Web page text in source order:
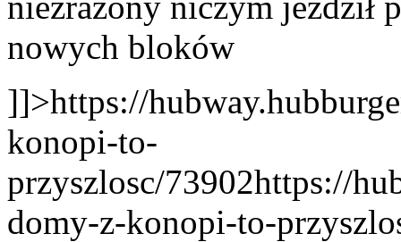
nowych bloków
]]>https://
konopi-to-
przyszlosc/73902https://
domy-z-konopi-to-